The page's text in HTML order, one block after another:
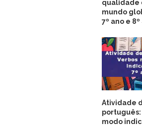
qualidade
mundo
7º ano e
Atividade
português:
modo